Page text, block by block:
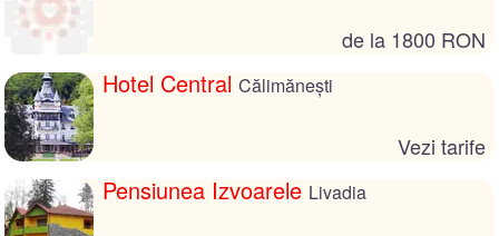
de la 1800 RON
Hotel Central Călimănești
Vezi tarife
Pensiunea Izvoarele Livadia